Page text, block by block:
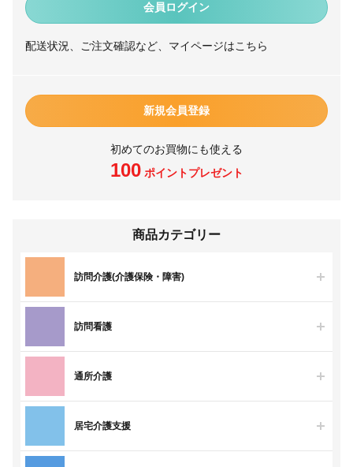
会員ログイン
配送状況、ご注文確認など、マイページはこちら
新規会員登録
初めてのお買物にも使える
100ポイントプレゼント
商品カテゴリー
訪問介護(介護保険・障害)
訪問看護
通所介護
居宅介護支援